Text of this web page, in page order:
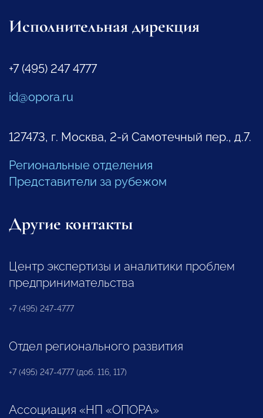
Исполнительная дирекция
+7 (495) 247 4777
id@opora.ru
127473, г. Москва, 2-й Самотечный пер., д.7.
Региональные отделения
Представители за рубежом
Другие контакты
Центр экспертизы и аналитики проблем
предпринимательства
+7 (495) 247-4777
Отдел регионального развития
+7 (495) 247-4777 (доб. 116, 117)
Ассоциация «НП «ОПОРА»